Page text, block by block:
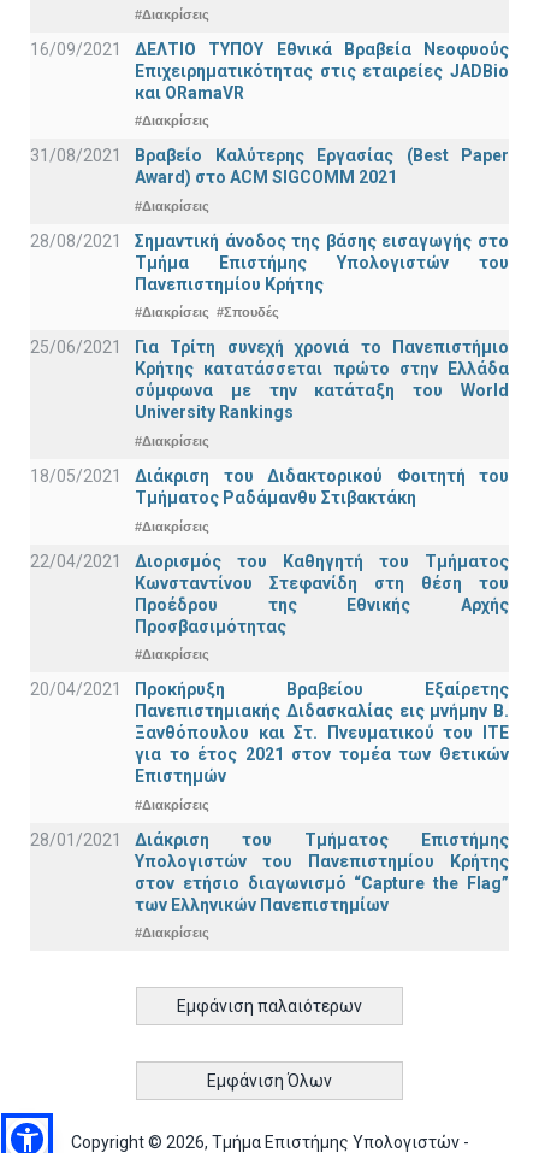
#Διακρίσεις
16/09/2021
ΔΕΛΤΙΟ ΤΥΠΟΥ Εθνικά Βραβεία Νεοφυούς
Επιχειρηματικότητας στις εταιρείες JADBio
και ORamaVR
#Διακρίσεις
31/08/2021
Βραβείο Καλύτερης Εργασίας (Best Paper
Award) στο ACM SIGCOMM 2021
#Διακρίσεις
28/08/2021
Σημαντική άνοδος της βάσης εισαγωγής στο
Τμήμα Επιστήμης Υπολογιστών του
Πανεπιστημίου Κρήτης
#Διακρίσεις #Σπουδές
25/06/2021
Για Τρίτη συνεχή χρονιά το Πανεπιστήμιο
Κρήτης κατατάσσεται πρώτο στην Ελλάδα
σύμφωνα με την κατάταξη του World
University Rankings
#Διακρίσεις
18/05/2021
Διάκριση του Διδακτορικού Φοιτητή του
Τμήματος Ραδάμανθυ Στιβακτάκη
#Διακρίσεις
22/04/2021
Διορισμός του Καθηγητή του Τμήματος
Κωνσταντίνου Στεφανίδη στη θέση του
Προέδρου της Εθνικής Αρχής
Προσβασιμότητας
#Διακρίσεις
20/04/2021
Προκήρυξη Βραβείου Εξαίρετης
Πανεπιστημιακής Διδασκαλίας εις μνήμην Β.
Ξανθόπουλου και Στ. Πνευματικού του ΙΤΕ
για το έτος 2021 στον τομέα των Θετικών
Επιστημών
#Διακρίσεις
28/01/2021
Διάκριση του Τμήματος Επιστήμης
Υπολογιστών του Πανεπιστημίου Κρήτης
στον ετήσιο διαγωνισμό “Capture the Flag”
των Ελληνικών Πανεπιστημίων
#Διακρίσεις
Εμφάνιση παλαιότερων
Εμφάνιση Όλων
Copyright © 2026, Τμήμα Επιστήμης Υπολογιστών -